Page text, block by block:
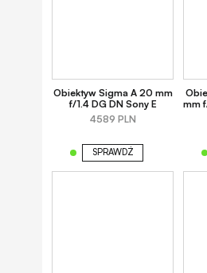
Obiektyw Sigma A 20 mm
f/1.4 DG DN Sony E
4589 PLN
SPRAWDŹ
mm